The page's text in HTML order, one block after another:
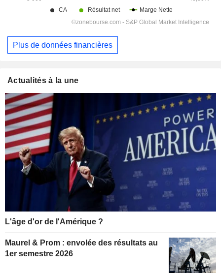
Plus de données financières
Actualités à la une
L'âge d'or de l'Amérique ?
Maurel & Prom : envolée des résultats au
1er semestre 2026